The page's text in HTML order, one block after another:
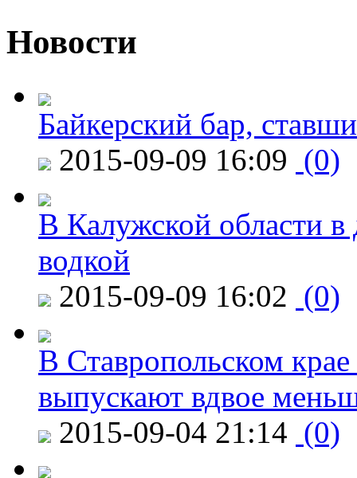
Новости
Байкерский бар,
2015-09-09 16:09 (0)
В Калужской области в
водкой
2015-09-09 16:02 (0)
В Ставропольском
выпускают вдвое
2015-09-04 21:14 (0)